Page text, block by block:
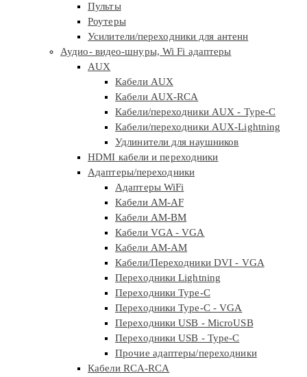
Пульты
Роутеры
Усилители/переходники для антенн
Аудио- видео-шнуры, Wi Fi адаптеры
AUX
Кабели AUX
Кабели AUX-RCA
Кабели/переходники AUX - Type-C
Кабели/переходники AUX-Lightning
Удлинители для наушников
HDMI кабели и переходники
Адаптеры/переходники
Адаптеры WiFi
Кабели AM-AF
Кабели AM-BM
Кабели VGA - VGA
Кабели АМ-АМ
Кабели/Переходники DVI - VGA
Переходники Lightning
Переходники Type-C
Переходники Type-C - VGA
Переходники USB - MicroUSB
Переходники USB - Type-C
Прочие адаптеры/переходники
Кабели RCA-RCA